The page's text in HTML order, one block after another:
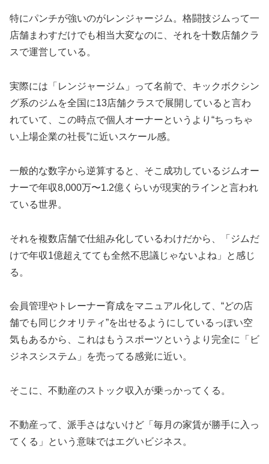
特にパンチが強いのがレンジャージム。格闘技ジムって一
店舗まわすだけでも相当大変なのに、それを十数店舗クラ
スで運営している。
実際には「レンジャージム」って名前で、キックボクシン
グ系のジムを全国に13店舗クラスで展開していると言わ
れていて、この時点で個人オーナーというより“ちっちゃ
い上場企業の社長”に近いスケール感。
一般的な数字から逆算すると、そこ成功しているジムオー
ナーで年収8,000万〜1.2億くらいが現実的ラインと言われ
ている世界。
それを複数店舗で仕組み化しているわけだから、「ジムだ
けで年収1億超えてても全然不思議じゃないよね」と感じ
る。
会員管理やトレーナー育成をマニュアル化して、“どの店
舗でも同じクオリティ”を出せるようにしているっぽい空
気もあるから、これはもうスポーツというより完全に「ビ
ジネスシステム」を売ってる感覚に近い。
そこに、不動産のストック収入が乗っかってくる。
不動産って、派手さはないけど「毎月の家賃が勝手に入っ
てくる」という意味ではエグいビジネス。